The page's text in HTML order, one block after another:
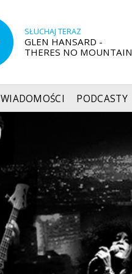
SŁUCHAJ TERAZ
GLEN HANSARD -
THERES NO MOUNTAIN
WIADOMOŚCI PODCASTY